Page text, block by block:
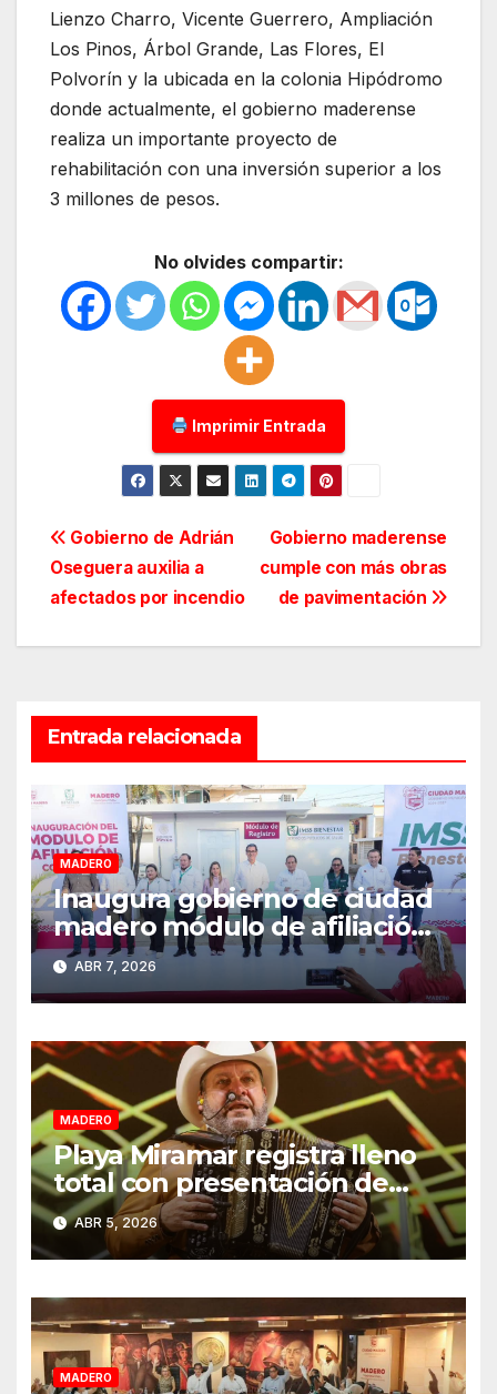
Lienzo Charro, Vicente Guerrero, Ampliación
Los Pinos, Árbol Grande, Las Flores, El
Polvorín y la ubicada en la colonia Hipódromo
donde actualmente, el gobierno maderense
realiza un importante proyecto de
rehabilitación con una inversión superior a los
3 millones de pesos.
No olvides compartir:
Imprimir Entrada
Navegación
de
entradas
Gobierno maderense
cumple con más obras
de pavimentación
Gobierno de Adrián
Oseguera auxilia a
afectados por incendio
Entrada relacionada
MADERO
Inaugura gobierno de ciudad
madero módulo de afiliación
al IMSS-bienestar en la
colonia Tinaco
ABR 7, 2026
MADERO
Playa Miramar registra lleno
total con presentación de
Grupo Pesado en Semana
Santa 2026
ABR 5, 2026
MADERO